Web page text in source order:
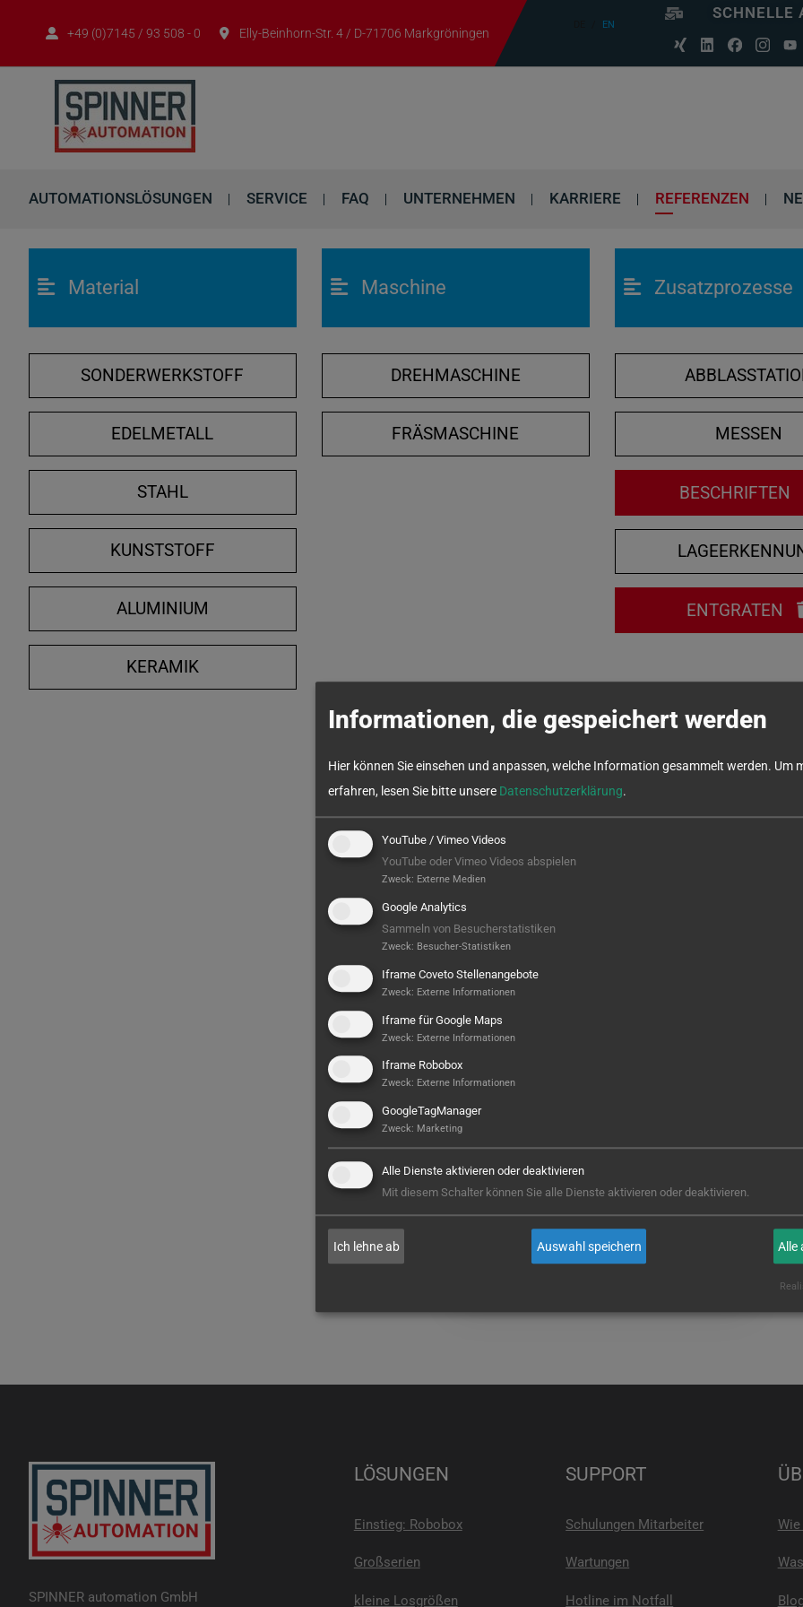
+49 (0)7145 / 93 508 - 0 Elly-Beinhorn-Str. 4 / D-71706 Markgröningen
EN
SCHNELLE
AUTOMATIONSLÖSUNGEN SERVICE FAQ UNTERNEHMEN KARRIERE REFERENZEN
Material
SONDERWERKSTOFF
EDELMETALL
STAHL
KUNSTSTOFF
ALUMINIUM
KERAMIK
Maschine
DREHMASCHINE
FRÄSMASCHINE
Zusatzprozesse
MESSEN
BESCHRIFTEN
ENTGRATEN
Hier ist noch was frei...
hinterlegt – aber wer weiß, vielleicht
steht hier bald Ihres? Wir sind bereit,
E-MAIL
SPINNER automation GmbH
LÖSUNGEN
Einstieg: Robobox
Großserien
kleine Losgrößen
SUPPORT
Schulungen Mitarbeiter
Wartungen
Hotline im Notfall
Informationen, die gespeichert werden
Hier können Sie einsehen und anpassen, welche Information gesammelt werden. Um
erfahren, lesen Sie bitte unsere Datenschutzerklärung.
YouTube / Vimeo Videos
YouTube oder Vimeo Videos abspielen
Zweck: Externe Medien
Google Analytics
Sammeln von Besucherstatistiken
Zweck: Besucher-Statistiken
Iframe Coveto Stellenangebote
Zweck: Externe Informationen
Iframe für Google Maps
Zweck: Externe Informationen
Iframe Robobox
Zweck: Externe Informationen
GoogleTagManager
Zweck: Marketing
Alle Dienste aktivieren oder deaktivieren
Mit diesem Schalter können Sie alle Dienste aktivieren oder deaktivieren.
Ich lehne ab Auswahl speichern Alle